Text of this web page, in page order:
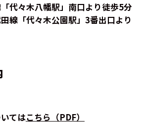
代々木八幡駅」南口より徒歩5分
線「代々木公園駅」3番出口より
てはこちら（PDF）